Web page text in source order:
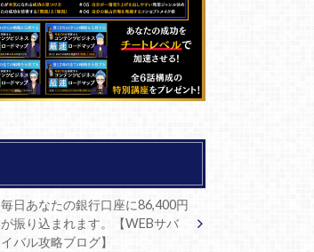
毎日あなたの銀行口座に86,400円
が振り込まれます。【WEBサバ
イバル攻略ブログ】